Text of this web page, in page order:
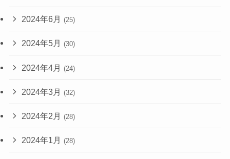
2024年6月 (25)
2024年5月 (30)
2024年4月 (24)
2024年3月 (32)
2024年2月 (28)
2024年1月 (28)